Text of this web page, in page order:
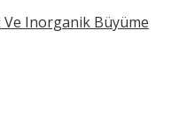
Inorganik Büyüme